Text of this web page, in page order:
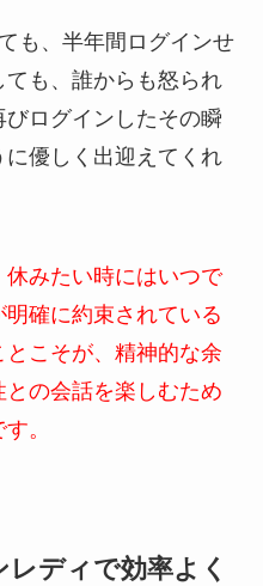
も、半年間ログインせ
も、誰からも怒られ
ログインしたその瞬
優しく出迎えてくれ
みたい時にはいつで
確に約束されている
こそが、精神的な余
の会話を楽しむため
。
ディで効率よく